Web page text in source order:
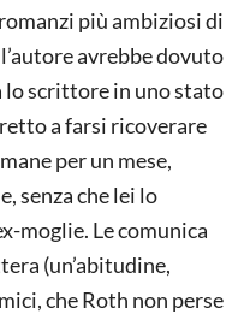
più ambiziosi di
avrebbe dovuto
lo scrittore in uno stato
a farsi ricoverare
per un mese,
senza che lei lo
moglie. Le comunica
(un’abitudine,
che Roth non perse